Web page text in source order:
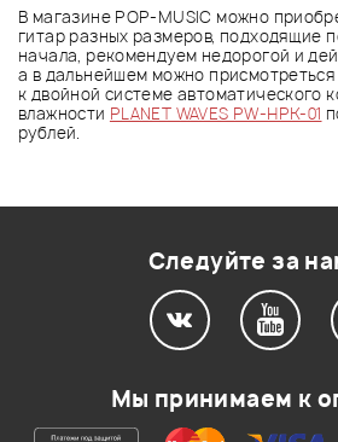
В магазине POP-MUSIC можно
гитар разных размеров, подходящие
начала, рекомендуем недорогой и
а в дальнейшем можно присмотреться
к двойной системе автоматического
влажности PLANET WAVES PW-HPK-01
рублей.
Следуйте за
Мы принимаем к